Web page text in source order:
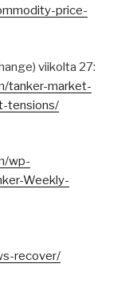
price-
viikolta 27:
tanker-market-
tensions/
wp-
Weekly-
recover/